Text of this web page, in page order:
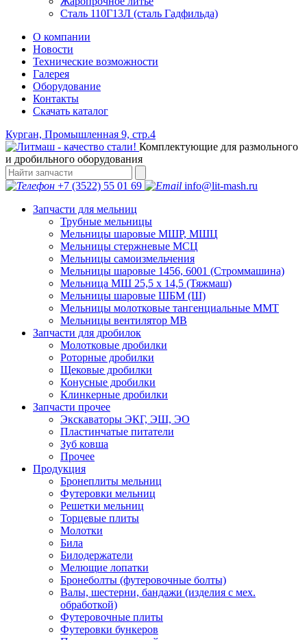
Сталь 110Г13Л (сталь Гадфильда)
О компании
Новости
Технические возможности
Галерея
Оборудование
Контакты
Скачать каталог
Курган, Промышленная 9, стр.4
Комплектующие для размольного
и дробильного оборудования
+7 (3522) 55 01 69
info@lit-mash.ru
Запчасти для мельниц
Трубные мельницы
Мельницы шаровые МШР, МШЦ
Мельницы стержневые МСЦ
Мельницы самоизмельчения
Мельницы шаровые 1456, 6001 (Строммашина)
Мельница МШ 25,5 х 14,5 (Тяжмаш)
Мельницы шаровые ШБМ (Ш)
Мельницы молотковые тангенциальные ММТ
Мельницы вентилятор МВ
Запчасти для дробилок
Молотковые дробилки
Роторные дробилки
Щековые дробилки
Конусные дробилки
Клинкерные дробилки
Запчасти прочее
Экскаваторы ЭКГ, ЭШ, ЭО
Пластинчатые питатели
Зуб ковша
Прочее
Продукция
Бронеплиты мельниц
Футеровки мельниц
Решетки мельниц
Торцевые плиты
Молотки
Била
Билодержатели
Мелющие лопатки
Бронеболты (футеровочные болты)
Валы, шестерни, бандажи (изделия с мех.
обработкой)
Футеровочные плиты
Футеровки бункеров